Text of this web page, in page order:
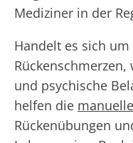
Mediziner in der
Handelt es sich
und psychische
helfen die
Rückenübungen